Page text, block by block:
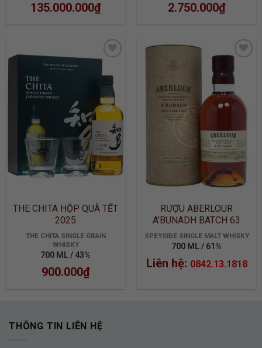
135.000.000₫ 2.750.000₫
WISHLIST
THE CHITA HỘP QUÀ TẾT
2025
THE CHITA SINGLE GRAIN
WHISKY
700 ML / 43%
900.000₫
ADD TO
WISHLIST
RƯỢU ABERLOUR
A’BUNADH BATCH 63
SPEYSIDE SINGLE MALT WHISKY
700 ML / 61%
Liên hệ: 0842.13.1818
THÔNG TIN LIÊN HỆ